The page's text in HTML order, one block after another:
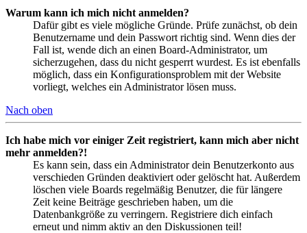
Warum kann ich mich nicht anmelden?
Dafür gibt es viele mögliche Gründe. Prüfe zunächst, ob dein
Benutzername und dein Passwort richtig sind. Wenn dies der
Fall ist, wende dich an einen Board-Administrator, um
sicherzugehen, dass du nicht gesperrt wurdest. Es ist ebenfalls
möglich, dass ein Konfigurationsproblem mit der Website
vorliegt, welches ein Administrator lösen muss.
Nach oben
Ich habe mich vor einiger Zeit registriert, kann mich aber nicht
mehr anmelden?!
Es kann sein, dass ein Administrator dein Benutzerkonto aus
verschieden Gründen deaktiviert oder gelöscht hat. Außerdem
löschen viele Boards regelmäßig Benutzer, die für längere
Zeit keine Beiträge geschrieben haben, um die
Datenbankgröße zu verringern. Registriere dich einfach
erneut und nimm aktiv an den Diskussionen teil!